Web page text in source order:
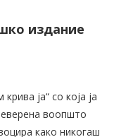
издание
ја“ со која ја
воопшто
како никогаш